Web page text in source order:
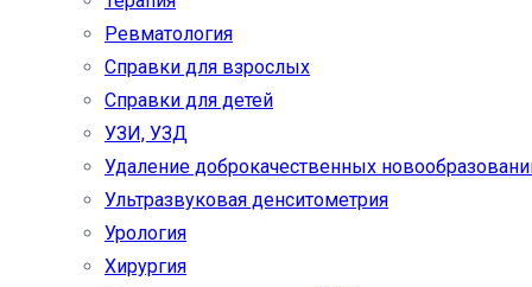
Ревматология
Справки для взрослых
Справки для детей
УЗИ, УЗД
Удаление доброкачественных
Ультразвуковая денситометрия
Урология
Хирургия